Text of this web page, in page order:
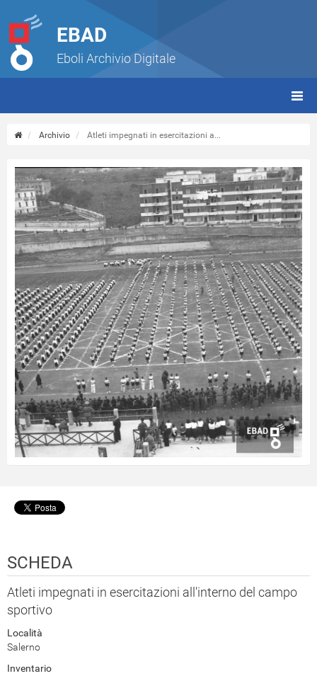
EBAD
Eboli Archivio Digitale
Archivio Atleti impegnati in esercitazioni a...
SCHEDA
Atleti impegnati in esercitazioni all'interno del campo
sportivo
Località
Salerno
Inventario